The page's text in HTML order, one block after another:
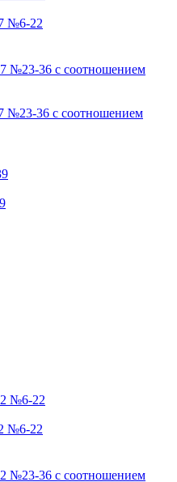
№6-22
36 с соотношением
№6-22